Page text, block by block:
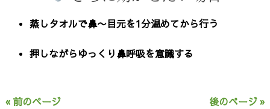
蒸しタオルで鼻〜目元を1分温めてから行う
押しながらゆっくり鼻呼吸を意識する
« 前のページ 後のページ »